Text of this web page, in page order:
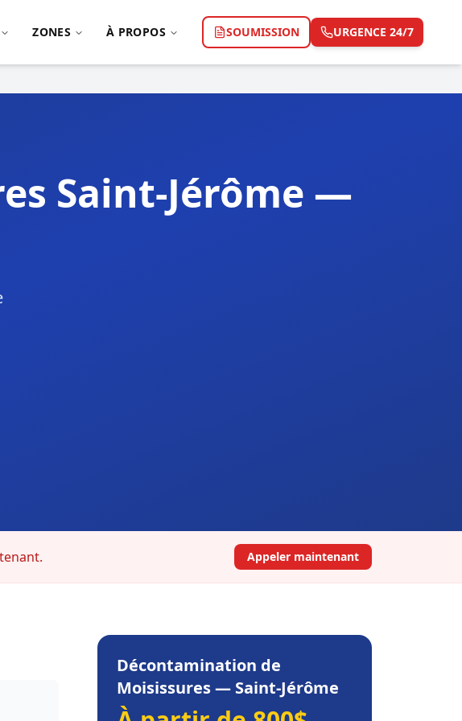
ZONES À PROPOS SOUMISSION URGENCE 24/7
Saint-Jérôme —
Appeler maintenant
Décontamination de
Moisissures— Saint-Jérôme